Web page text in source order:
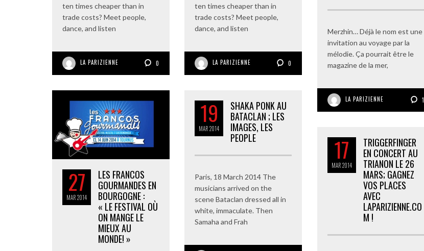
ten times cheaper than in
trade costs? Meet people,
dance, and listen
LA PARIZIENNE 0
ten times cheaper than in
trade costs? Meet people,
dance, and listen
LA PARIZIENNE 0
Merzhin… Déjà le nom est une
invitation au voyage par la
mélodie. Ça pourrait être le
magazine de la mer,
LA PARIZIENNE 1
27
MAR2014
LES FRANCOS
GOURMANDES EN
BOURGOGNE :
« LE FESTIVAL OÙ
ON MANGE LE
MIEUX AU
MONDE! »
19
MAR2014
SHAKA PONK AU
BATACLAN ; LES
IMAGES, LES
PEOPLE
Paris, 18 March 2014 The
musicians arrived on the
scene Bataclan dressed all in
white, immaculate. Then
Samaha and Frah
17
MAR2014
TRIGGERFINGER
EN CONCERT AU
TRIANON LE 26
MARS; GAGNEZ
VOS PLACES
AVEC
LAPARIZIENNE.CO
M !